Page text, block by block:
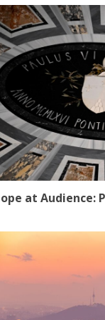
at Audience: